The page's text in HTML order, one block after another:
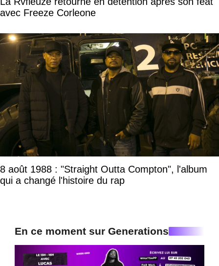
avec Freeze Corleone
8 août 1988 : "Straight Outta Compton", l'album
qui a changé l'histoire du rap
En ce moment sur Generations